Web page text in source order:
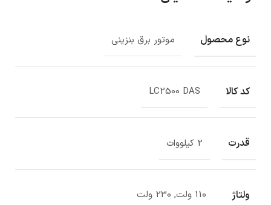
نوع محصول موتور برق بنزینی
کد کالا LC2500 DAS
قدرت 2 کیلووات
ولتاژ 110 ولت, 230 ولت